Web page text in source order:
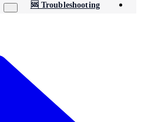
🆘 Troubleshooting